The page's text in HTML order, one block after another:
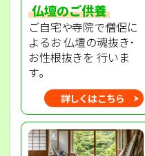
仏壇のご供養
ご自宅や寺院で僧侶に
よるお 仏壇の魂抜き･
お性根抜きを 行いま
す｡
詳しくはこちら